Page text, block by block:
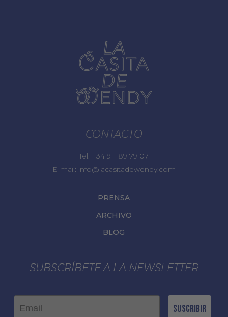
CONTACTO
Tel: +34 91 189 79 07
E-mail: info@lacasitadewendy.com
PRENSA
ARCHIVO
BLOG
SUBSCRÍBETE A LA NEWSLETTER
Email
Suscribir